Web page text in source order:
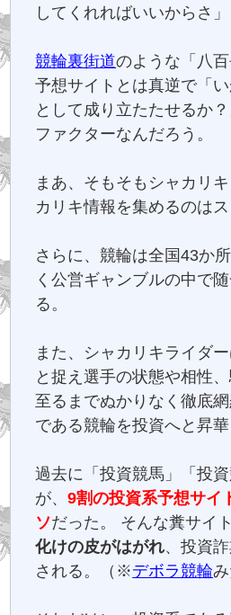
してくれればいいからさ
競輪裏街道のような「八
予想サイトとは真逆で「
として成り立たたせるか
ファクターなんだろう。
まあ、そもそもシャカリ
カリキ情報を集めるのは
さらに、競輪は全国43か
く公営ギャンブルの中で
る。
また、シャカリキライダ
と捉え選手の状態や相性
至るまでぬかりなく徹底
である競輪を投資へと昇華
過去に「投資競馬」「投
が、9割の投資系予想サイ
ソだった。 そんな糞サイ
化けの皮がはがれ、投資
される。（※デボラ競輪